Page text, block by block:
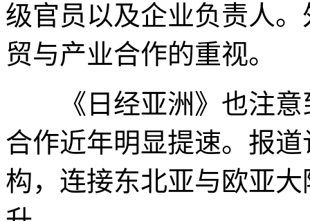
级官员以及企业负责人
贸与产业合作的重视。
《日经亚洲》也注意
合作近年明显提速。报
构，连接东北亚与欧亚